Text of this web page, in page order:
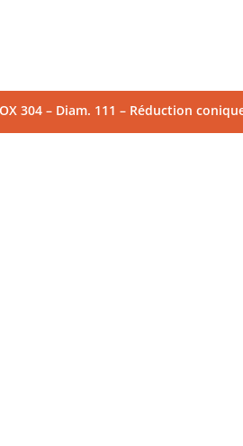
304 – Diam. 111 – Réduction